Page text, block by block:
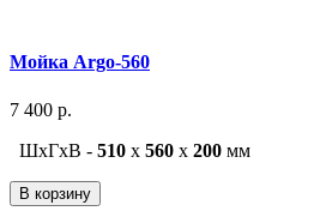
Мойка Argo-560
7 400 р.
ШxГxВ - 510 x 560 x 200 мм
В корзину